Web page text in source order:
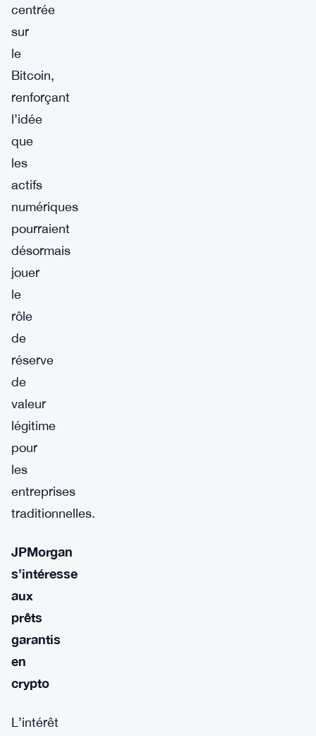
centrée
sur
le
Bitcoin,
renforçant
l’idée
que
les
actifs
numériques
pourraient
désormais
jouer
le
rôle
de
réserve
de
valeur
légitime
pour
les
entreprises
traditionnelles.
JPMorgan
s’intéresse
aux
prêts
garantis
en
crypto
L’intérêt